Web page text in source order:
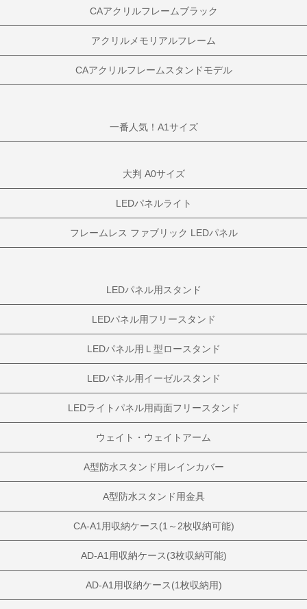
CAアクリルフレームブラック
アクリルメモリアルフレーム
CAアクリルフレームスタンドモデル
一番人気！A1サイズ
大判 A0サイズ
LEDパネルライト
フレームレス ファブリック LEDパネル
LEDパネル用スタンド
LEDパネル用フリースタンド
LEDパネル用Ｌ型ロースタンド
LEDパネル用イーゼルスタンド
LEDライトパネル用両面フリースタンド
ウェイト・ウェイトアーム
A型防水スタンド用レインカバー
A型防水スタンド用金具
CA-A1用収納ケース(1～2枚収納可能)
AD-A1用収納ケース(3枚収納可能)
AD-A1用収納ケース(1枚収納用)